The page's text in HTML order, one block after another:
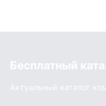
Бесплатный
Актуальный каталог